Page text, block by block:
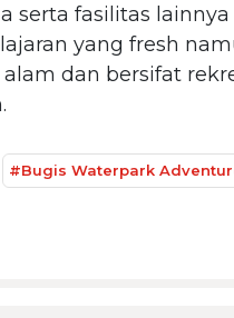
serta fasilitas lainnya
yang fresh
dan bersifat
#Bugis Waterpark